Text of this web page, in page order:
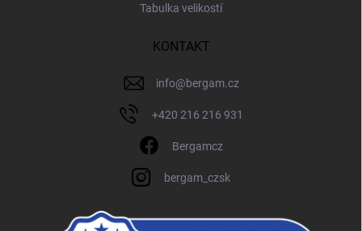
Tabulka velikostí
KONTAKT
info@bergam.cz
+420 216 216 931
Bergamcz
bergam_czsk